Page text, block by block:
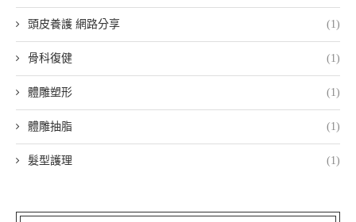
頭皮養護 網路分享 (1)
骨科復健 (1)
體雕塑形 (1)
體雕抽脂 (1)
髮型護理 (1)